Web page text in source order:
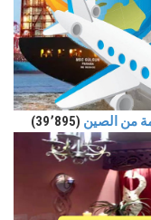
(39٬895)